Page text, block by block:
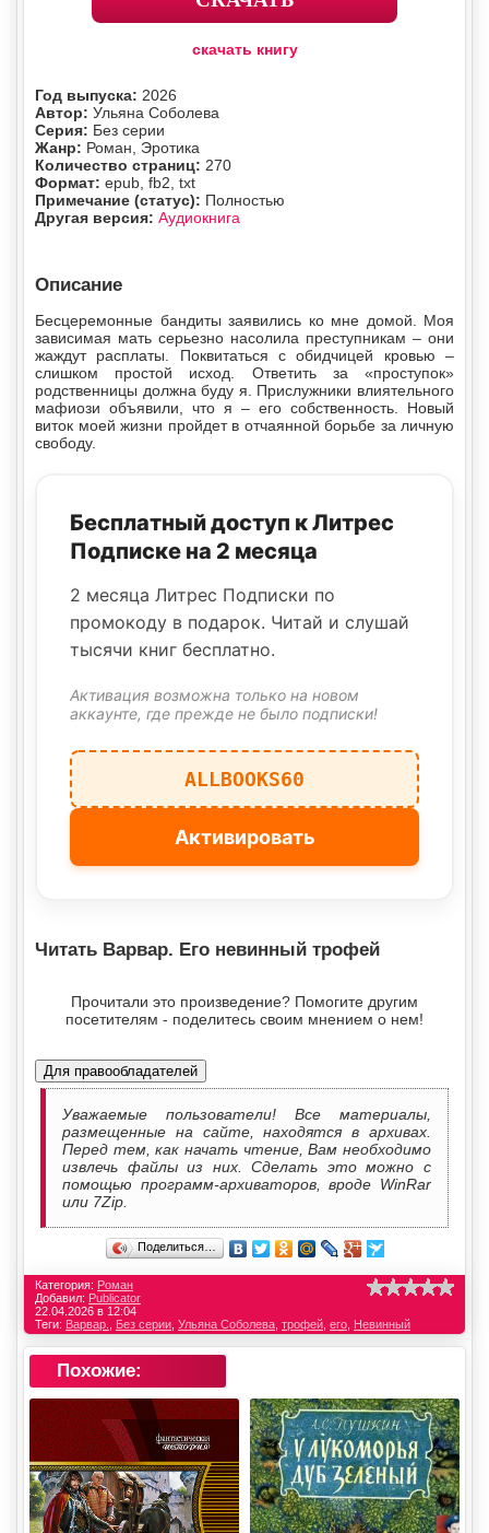
скачать книгу
Год выпуска: 2026
Автор: Ульяна Соболева
Серия: Без серии
Жанр: Роман, Эротика
Количество страниц: 270
Формат: epub, fb2, txt
Примечание (статус): Полностью
Другая версия: Аудиокнига
Описание
Бесцеремонные бандиты заявились ко мне домой. Моя
зависимая мать серьезно насолила преступникам – они
жаждут расплаты. Поквитаться с обидчицей кровью –
слишком простой исход. Ответить за «проступок»
родственницы должна буду я. Прислужники влиятельного
мафиози объявили, что я – его собственность. Новый
виток моей жизни пройдет в отчаянной борьбе за личную
свободу.
Бесплатный доступ к Литрес
Подписке на 2 месяца
2 месяца Литрес Подписки по
промокоду в подарок. Читай и слушай
тысячи книг бесплатно.
Активация возможна только на новом
аккаунте, где прежде не было подписки!
ALLBOOKS60
Активировать
Читать Варвар. Его невинный трофей
Прочитали это произведение? Помогите другим
посетителям - поделитесь своим мнением о нем!
Для правообладателей
Уважаемые пользователи! Все материалы,
размещенные на сайте, находятся в архивах.
Перед тем, как начать чтение, Вам необходимо
извлечь файлы из них. Сделать это можно с
помощью программ-архиваторов, вроде WinRar
или 7Zip.
Поделиться…
Категория: Роман
Добавил: Publicator
22.04.2026 в 12:04
Теги: Варвар. Без серии Ульяна Соболева трофей его Невинный
Похожие: